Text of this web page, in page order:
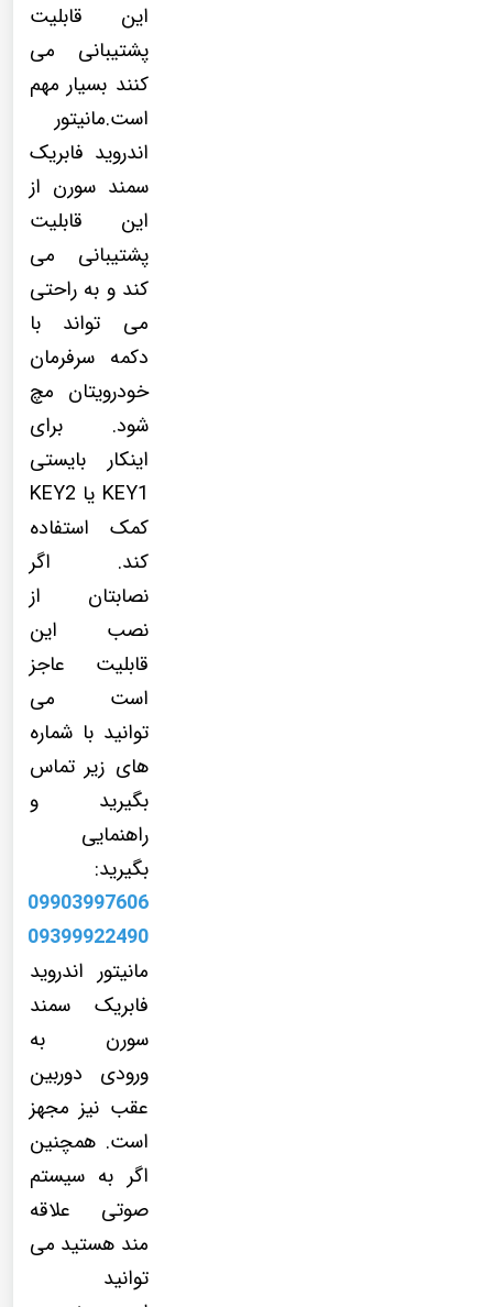
این قابلیت
پشتیبانی می
کنند بسیار مهم
است.مانیتور
اندروید فابریک
سمند سورن از
این قابلیت
پشتیبانی می
کند و به راحتی
می تواند با
دکمه سرفرمان
خودرویتان مچ
شود. برای
اینکار بایستی
KEY1 یا KEY2
کمک استفاده
کند. اگر
نصابتان از
نصب این
قابلیت عاجز
است می
توانید با شماره
های زیر تماس
بگیرید و
راهنمایی
بگیرید:
09903997606
09399922490
مانیتور اندروید
فابریک سمند
سورن به
ورودی دوربین
عقب نیز مجهز
است. همچنین
اگر به سیستم
صوتی علاقه
مند هستید می
توانید